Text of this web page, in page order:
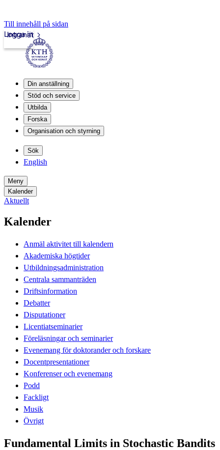
Till innehåll på sidan
Intranät
Logga in
Din anställning
Stöd och service
Utbilda
Forska
Organisation och styrning
Sök
English
Meny
Kalender
Aktuellt
Kalender
Anmäl aktivitet till kalendern
Akademiska högtider
Utbildningsadministration
Centrala sammanträden
Driftsinformation
Debatter
Disputationer
Licentiatseminarier
Föreläsningar och seminarier
Evenemang för doktorander och forskare
Docentpresentationer
Konferenser och evenemang
Podd
Fackligt
Musik
Övrigt
Fundamental Limits in Stochastic Bandits